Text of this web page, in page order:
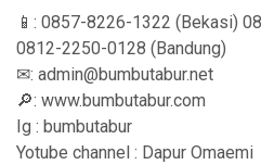
📱: 0857-8226-1322 (Bekasi)
0812-2250-0128 (Bandung)
✉: admin@bumbutabur.net
🔎: www.bumbutabur.com
Ig : bumbutabur
Yotube channel : Dapur Omaemi